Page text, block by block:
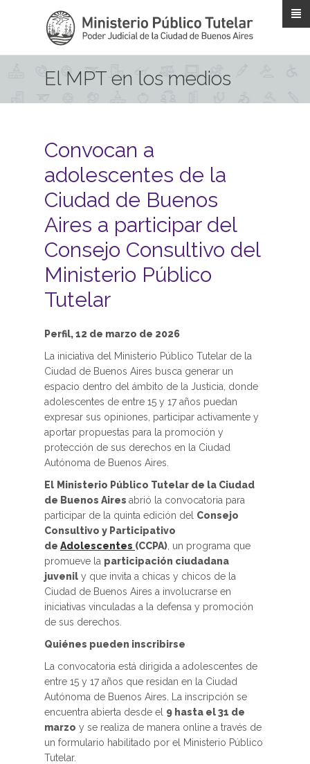
El MPT en los medios
Convocan a
adolescentes de la
Ciudad de Buenos
Aires a participar del
Consejo Consultivo del
Ministerio Público
Tutelar
Perfil, 12 de marzo de 2026
La iniciativa del Ministerio Público Tutelar de la
Ciudad de Buenos Aires busca generar un
espacio dentro del ámbito de la Justicia, donde
adolescentes de entre 15 y 17 años puedan
expresar sus opiniones, participar activamente y
aportar propuestas para la promoción y
protección de sus derechos en la Ciudad
Autónoma de Buenos Aires.
El Ministerio Público Tutelar de la Ciudad
de Buenos Aires abrió la convocatoria para
participar de la quinta edición del Consejo
Consultivo y Participativo
de Adolescentes (CCPA) , un programa que
promueve la participación ciudadana
juvenil y que invita a chicas y chicos de la
Ciudad de Buenos Aires a involucrarse en
iniciativas vinculadas a la defensa y promoción
de sus derechos.
Quiénes pueden inscribirse
La convocatoria está dirigida a adolescentes de
entre 15 y 17 años que residan en la Ciudad
Autónoma de Buenos Aires. La inscripción se
encuentra abierta desde el 9 hasta el 31 de
marzo y se realiza de manera online a través de
un formulario habilitado por el Ministerio Público
Tutelar.